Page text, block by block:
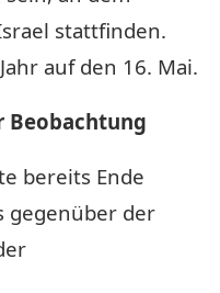
stattfinden.
auf den 16. Mai.
Beobachtung
bereits Ende
gegenüber der